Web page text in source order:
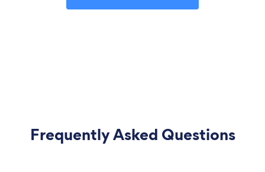
Frequently Asked Questions